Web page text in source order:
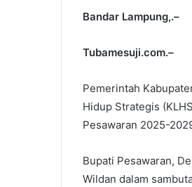
Bandar Lampung,.–
Tubamesuji.com.–
Pemerintah
Hidup Strategis
Pesawaran 2025-
Bupati Pesawaran,
Wildan dalam